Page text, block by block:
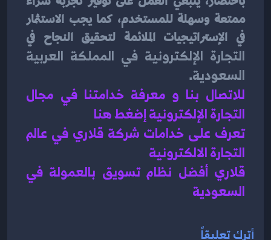
ممتعة وسهلة للمستخدم، كما يجب الاستثمار
في الإستراتيجيات الملائمة لتحقيق النجاح في
السعودية.
التجارة الإلكترونية إضغط هنا
التجارة الالكترونية
السعودية
أترك تعليقاً